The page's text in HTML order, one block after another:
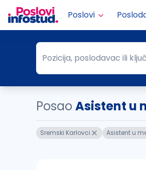
Poslovi
Pozicija, poslodavac ili
Pozicija, poslodavac ili
PosaoAsistent u
Sremski Karlovci Asistent u